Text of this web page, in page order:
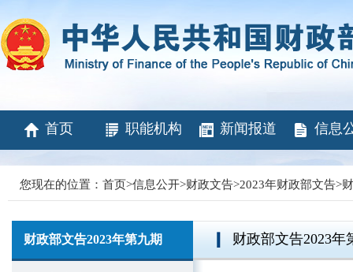
首页 职能机构 新闻报道 信息
您现在的位置： 首页>信息公开>财政文告>2023年财政部文告>
财政部文告2023年第九期 财政部文告2023年